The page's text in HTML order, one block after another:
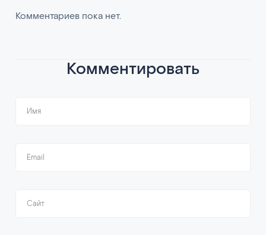
Комментариев пока нет.
Комментировать